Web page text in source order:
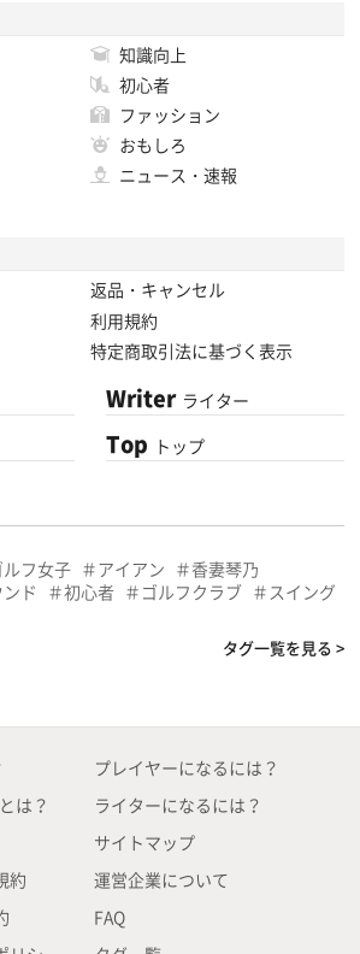
知識向上
初心者
ファッション
おもしろ
ニュース・速報
返品・キャンセル
利用規約
特定商取引法に基づく表示
Writer ライター
Top トップ
ルフ女子 アイアン
香妻琴乃
ド 初心者 ゴルフクラブ
スイング
タグ一覧を見る >
は？
約
プレイヤーになるには？
ライターになるには？
サイトマップ
運営企業について
FAQ